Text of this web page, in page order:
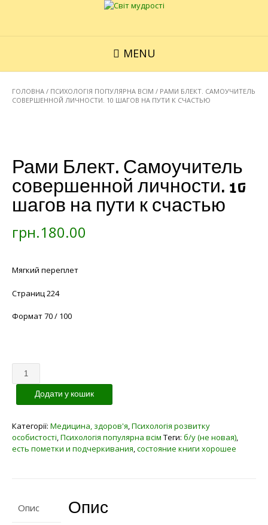
MENU
ГОЛОВНА / ПСИХОЛОГІЯ ПОПУЛЯРНА ВСІМ / РАМИ БЛЕКТ. САМОУЧИТЕЛЬ
СОВЕРШЕННОЙ ЛИЧНОСТИ. 10 ШАГОВ НА ПУТИ К СЧАСТЬЮ
Рами Блект. Самоучитель
совершенной личности. 10
шагов на пути к счастью
грн.180.00
Мягкий переплет
Страниц 224
Формат 70 / 100
Кількість
Додати у кошик
Категорії: Медицина, здоров'я Психологія розвитку
особистості Психологія популярна всім Теги: б/у (не новая)
есть пометки и подчеркивания состояние книги хорошее
Опис Опис